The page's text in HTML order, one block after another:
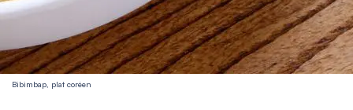
Bibimbap, plat coréen